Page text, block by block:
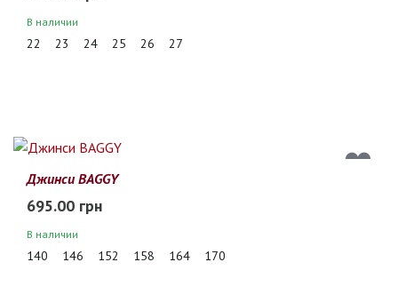
В наличии
22 23 24 25 26 27
Джинси BAGGY
695.00 грн
В наличии
140 146 152 158 164 170